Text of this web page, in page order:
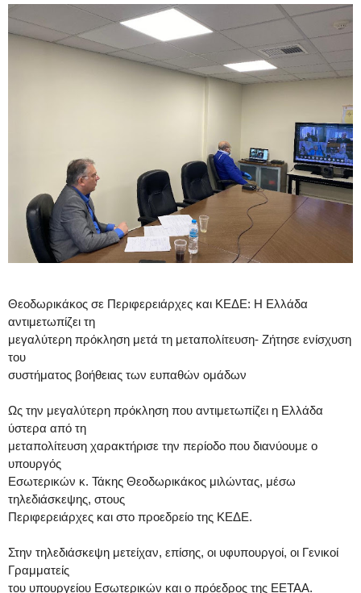
Θεοδωρικάκος σε Περιφερειάρχες και ΚΕΔΕ: Η Ελλάδα
αντιμετωπίζει τη
μεγαλύτερη πρόκληση μετά τη μεταπολίτευση- Ζήτησε ενίσχυση
του
συστήματος βοήθειας των ευπαθών ομάδων
Ως την μεγαλύτερη πρόκληση που αντιμετωπίζει η Ελλάδα
ύστερα από τη
μεταπολίτευση χαρακτήρισε την περίοδο που διανύουμε ο
υπουργός
Εσωτερικών κ. Τάκης Θεοδωρικάκος μιλώντας, μέσω
τηλεδιάσκεψης, στους
Περιφερειάρχες και στο προεδρείο της ΚΕΔΕ.
Στην τηλεδιάσκεψη μετείχαν, επίσης, οι υφυπουργοί, οι Γενικοί
Γραμματείς
του υπουργείου Εσωτερικών και ο πρόεδρος της ΕΕΤΑΑ.